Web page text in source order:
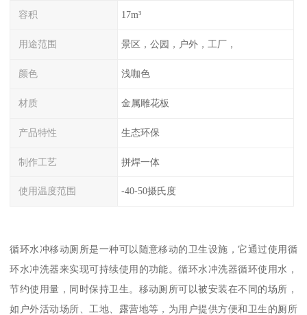
容积 17m³
用途范围 景区，公园，户外，工厂，
颜色 浅咖色
材质 金属雕花板
产品特性 生态环保
制作工艺 拼焊一体
使用温度范围 -40-50摄氏度
循环水冲移动厕所是一种可以随意移动的卫生设施，它通过使用循
环水冲洗器来实现可持续使用的功能。循环水冲洗器循环使用水，
节约使用量，同时保持卫生。移动厕所可以被安装在不同的场所，
如户外活动场所、工地、露营地等，为用户提供方便和卫生的厕所